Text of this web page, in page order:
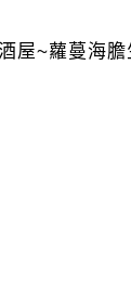
屋~蘿蔓海膽